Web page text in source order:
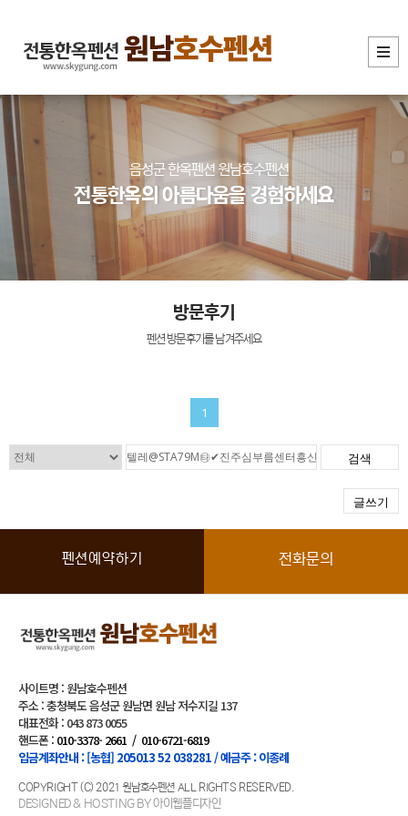
음성군 한옥펜션 원남호수펜션
전통한옥의 아름다움을 경험하세요
방문후기
펜션 방문후기를 남겨주세요
1
검색
글쓰기
펜션예약하기 전화문의
사이트명 : 원남호수펜션
주소 : 충청북도 음성군 원남면 원남 저수지길 137
대표전화 : 043 873 0055
핸드폰 : 010-3378- 2661 / 010-6721-6819
입금계좌안내 : [농협] 205013 52 038281 / 예금주 : 이종례
COPYRIGHT (C) 2021 원남호수펜션 ALL RIGHTS RESERVED.
DESIGNED & HOSTING BY 아이웹플디자인